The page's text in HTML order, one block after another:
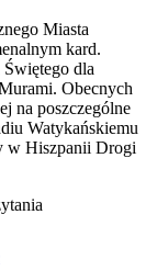
Miasta
kard.
dla
Obecnych
na poszczególne
Watykańskiemu
w Hiszpanii Drogi